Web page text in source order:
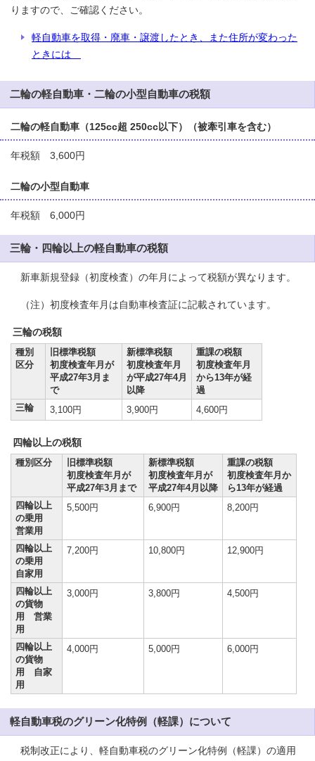
りますので、ご確認ください。
軽自動車を取得・廃車・譲渡したとき、また住所が変わった
ときには
二輪の軽自動車・二輪の小型自動車の税額
二輪の軽自動車（125cc超 250cc以下）（被牽引車を含む）
年税額 3,600円
二輪の小型自動車
年税額 6,000円
三輪・四輪以上の軽自動車の税額
新車新規登録（初度検査）の年月によって税額が異なります。
（注）初度検査年月は自動車検査証に記載されています。
三輪の税額
種別
区分
旧標準税額
初度検査年月が
平成27年3月ま
で
新標準税額
初度検査年月
が平成27年4月
以降
重課の税額
初度検査年月
から13年が経
過
三輪
3,100円 3,900円 4,600円
四輪以上の税額
種別区分
旧標準税額
初度検査年月が
平成27年3月まで
新標準税額
初度検査年月が
平成27年4月以降
重課の税額
初度検査年月か
ら13年が経過
四輪以上
の乗用
営業用
5,500円 6,900円 8,200円
四輪以上
の乗用
自家用
7,200円 10,800円 12,900円
四輪以上
の貨物
用 営業
用
3,000円 3,800円 4,500円
四輪以上
の貨物
用 自家
用
4,000円 5,000円 6,000円
軽自動車税のグリーン化特例（軽課）について
税制改正により、軽自動車税のグリーン化特例（軽課）の適用